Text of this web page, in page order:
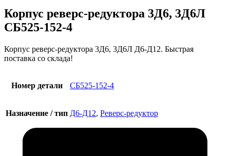
Корпус реверс-редуктора 3Д6, 3Д6Л
СБ525-152-4
Корпус реверс-редуктора 3Д6, 3Д6Л Д6-Д12. Быстрая
поставка со склада!
Номер детали СБ525-152-4
Назначение / тип Д6-Д12, Реверс-редуктор